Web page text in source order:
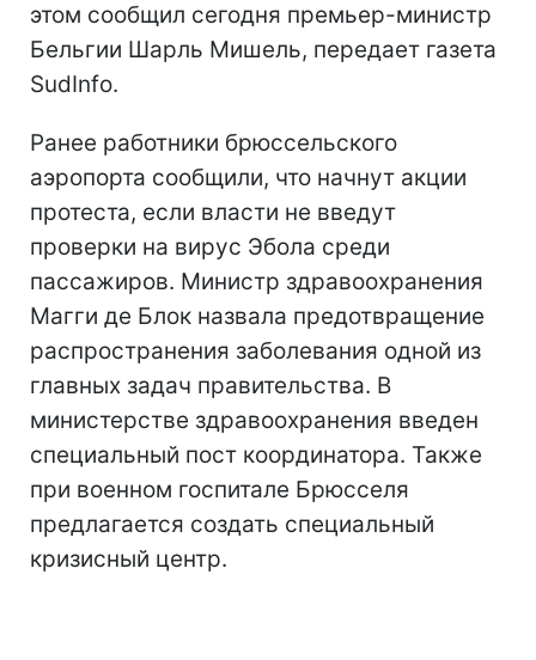
этом сообщил сегодня премьер-министр
Бельгии Шарль Мишель, передает газета
SudInfo.
Ранее работники брюссельского
аэропорта сообщили, что начнут акции
протеста, если власти не введут
проверки на вирус Эбола среди
пассажиров. Министр здравоохранения
Магги де Блок назвала предотвращение
распространения заболевания одной из
главных задач правительства. В
министерстве здравоохранения введен
специальный пост координатора. Также
при военном госпитале Брюсселя
предлагается создать специальный
кризисный центр.